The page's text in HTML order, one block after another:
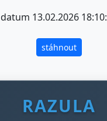
datum 13.02.2026
stáhnout
RAZULA